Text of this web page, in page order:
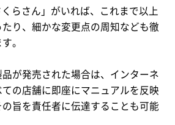
らさん」がいれば、これまで以上
り、細かな変更点の周知なども徹
。
が発売された場合は、インターネ
の店舗に即座にマニュアルを反映
旨を責任者に伝達することも可能